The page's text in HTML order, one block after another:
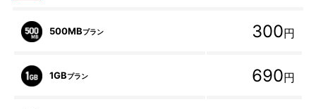
500MBプラン 300円
1GBプラン 690円